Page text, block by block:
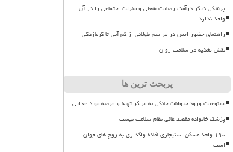
پزشکی دیگر درآمد، رضایت شغلی و منزلت اجتماعی را در آن
واحد ندارد
راهنمای حضور ایمن در مراسم طولانی از کم آبی تا گرمازدگی
نقش تغذیه در سلامت روان
پربحث ترین ها
ممنوعیت ورود حیوانات خانگی به مراکز تهیه و عرضه مواد غذایی
پزشک خانواده مقصد غائی نظام سلامت نیست
۱۹۰ واحد مسکن استیجاری آماده واگذاری به زوج های جوان
است